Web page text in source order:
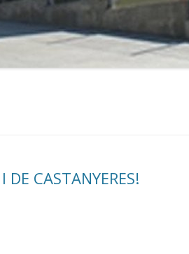
DE CASTANYERES!